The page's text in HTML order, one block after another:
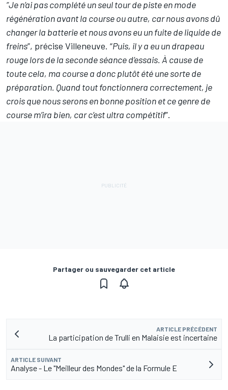
“Je n’ai pas complété un seul tour de piste en mode
régénération avant la course ou autre, car nous avons dû
changer la batterie et nous avons eu un fuite de liquide de
freins”, précise Villeneuve. “Puis, il y a eu un drapeau
rouge lors de la seconde séance d’essais. À cause de
toute cela, ma course a donc plutôt été une sorte de
préparation. Quand tout fonctionnera correctement, je
crois que nous serons en bonne position et ce genre de
course m’ira bien, car c’est ultra compétitif”.
Partager ou sauvegarder cet article
ARTICLE PRÉCÉDENT
La participation de Trulli en Malaisie est incertaine
ARTICLE SUIVANT
Analyse - Le "Meilleur des Mondes" de la Formule E